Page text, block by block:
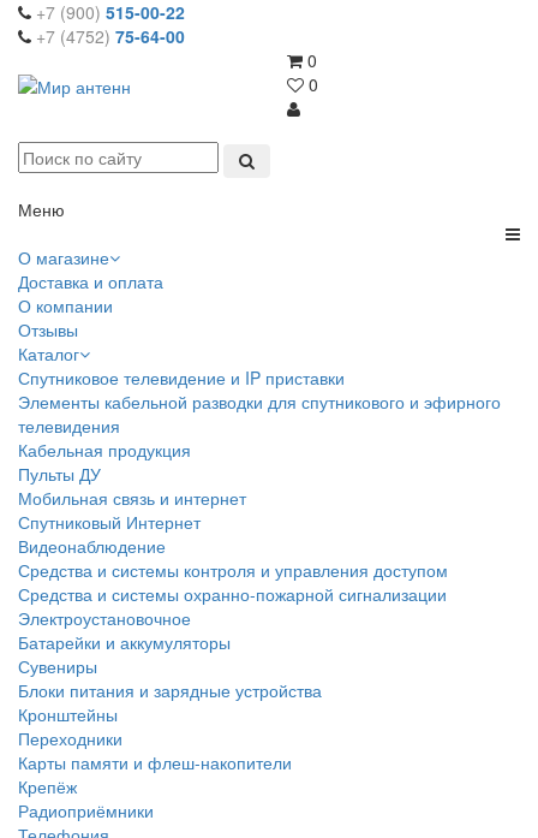
+7 (900) 515-00-22
+7 (4752) 75-64-00
0
0
Меню
О магазине
Доставка и оплата
О компании
Отзывы
Каталог
Спутниковое телевидение и IP приставки
Элементы кабельной разводки для спутникового и эфирного
телевидения
Кабельная продукция
Пульты ДУ
Мобильная связь и интернет
Спутниковый Интернет
Видеонаблюдение
Средства и системы контроля и управления доступом
Средства и системы охранно-пожарной сигнализации
Электроустановочное
Батарейки и аккумуляторы
Сувениры
Блоки питания и зарядные устройства
Кронштейны
Переходники
Карты памяти и флеш-накопители
Крепёж
Радиоприёмники